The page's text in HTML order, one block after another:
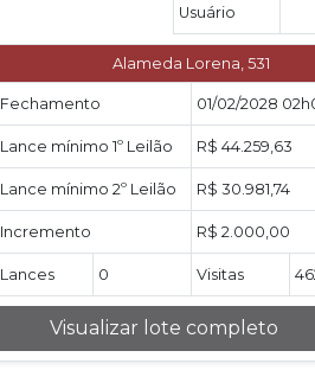
Usuário
Alameda Lorena, 531
Fechamento 01/02/2028
Lance mínimo 1º Leilão R$ 44.259,63
Lance mínimo 2º Leilão R$ 30.981,74
Incremento R$ 2.000,00
Lances 0 Visitas
Visualizar lote completo